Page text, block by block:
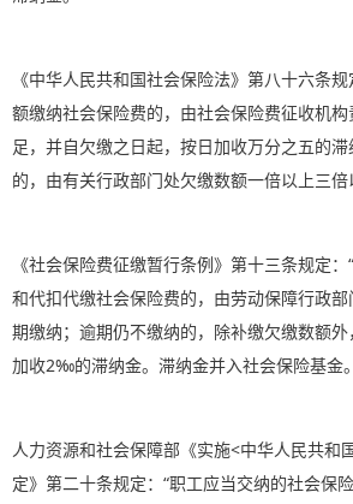
《中华人民共和国社会保险法》第八十六条
额缴纳社会保险费的，由社会保险费征收机
足，并自欠缴之日起，按日加收万分之五的
的，由有关行政部门处欠缴数额一倍以上三倍
《社会保险费征缴暂行条例》第十三条规定
和代扣代缴社会保险费的，由劳动保障行政
期缴纳；逾期仍不缴纳的，除补缴欠缴数额
加收2‰的滞纳金。滞纳金并入社会保险基金
人力资源和社会保障部《实施<中华人民共和
定》第二十条规定：“职工应当交纳的社会保